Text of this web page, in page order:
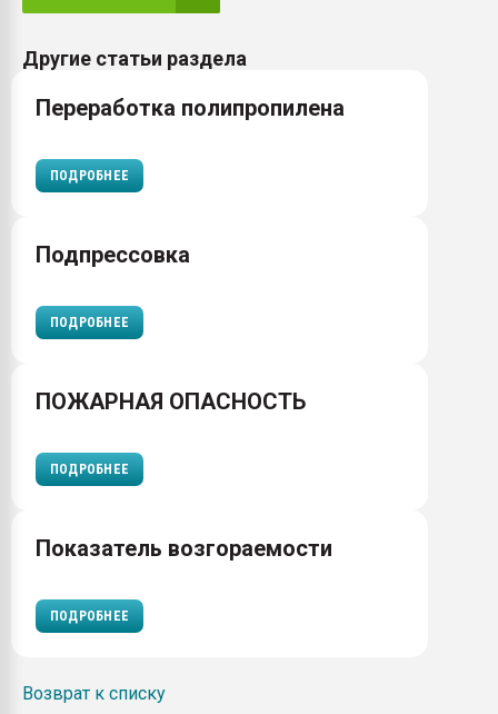
Другие статьи раздела
Переработка полипропилена
ПОДРОБНЕЕ
Подпрессовка
ПОДРОБНЕЕ
ПОЖАРНАЯ ОПАСНОСТЬ
ПОДРОБНЕЕ
Показатель возгораемости
ПОДРОБНЕЕ
Возврат к списку